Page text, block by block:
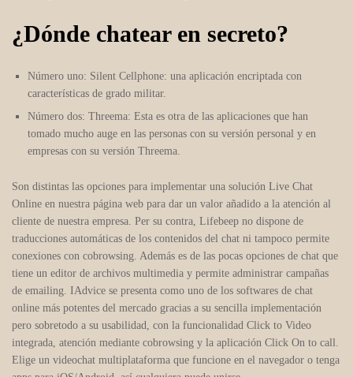
¿Dónde chatear en secreto?
Número uno: Silent Cellphone: una aplicación encriptada con
características de grado militar.
Número dos: Threema: Esta es otra de las aplicaciones que han
tomado mucho auge en las personas con su versión personal y en
empresas con su versión Threema.
Son distintas las opciones para implementar una solución Live Chat
Online en nuestra página web para dar un valor añadido a la atención al
cliente de nuestra empresa. Per su contra, Lifebeep no dispone de
traducciones automáticas de los contenidos del chat ni tampoco permite
conexiones con cobrowsing. Además es de las pocas opciones de chat que
tiene un editor de archivos multimedia y permite administrar campañas
de emailing. IAdvice se presenta como uno de los softwares de chat
online más potentes del mercado gracias a su sencilla implementación
pero sobretodo a su usabilidad, con la funcionalidad Click to Video
integrada, atención mediante cobrowsing y la aplicación Click On to call.
Elige un videochat multiplataforma que funcione en el navegador o tenga